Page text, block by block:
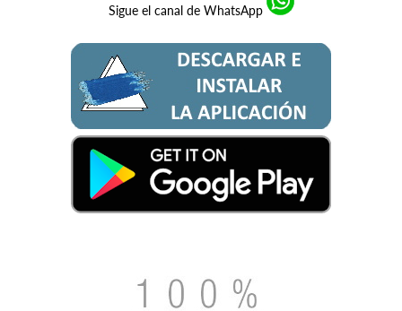
Sigue el canal de WhatsApp